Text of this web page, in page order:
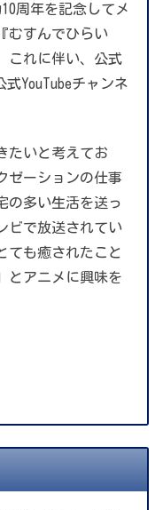
周年を記念してメ
むすんでひらい
これに伴い、公式
YouTubeチャンネ
たいと考えてお
ゼーションの仕事
の多い生活を送っ
ビで放送されてい
ても癒されたこと
とアニメに興味を